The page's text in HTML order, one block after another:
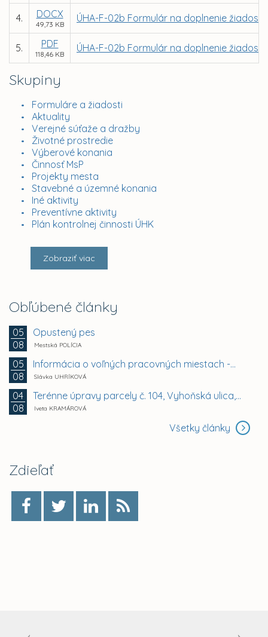
Skupiny
Formuláre a žiadosti
Aktuality
Verejné súťaže a dražby
Životné prostredie
Výberové konania
Činnosť MsP
Projekty mesta
Stavebné a územné konania
Iné aktivity
Preventívne aktivity
Plán kontrolnej činnosti ÚHK
Zobraziť viac
Obľúbené články
05
08
Opustený pes
Mestská POLÍCIA
05
08
Informácia o voľných pracovných miestach -...
Slávka UHRÍKOVÁ
04
08
Terénne úpravy parcely č. 104, Vyhoňská ulica,...
Iveta KRAMÁROVÁ
Všetky články
Zdieľať
4. DOCX
49,73 KB
ÚHA-F-02b Formulár na doplnenie
5. PDF
118,46 KB
ÚHA-F-02b Formulár na doplnenie